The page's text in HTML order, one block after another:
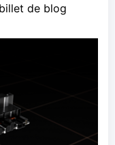
de blog